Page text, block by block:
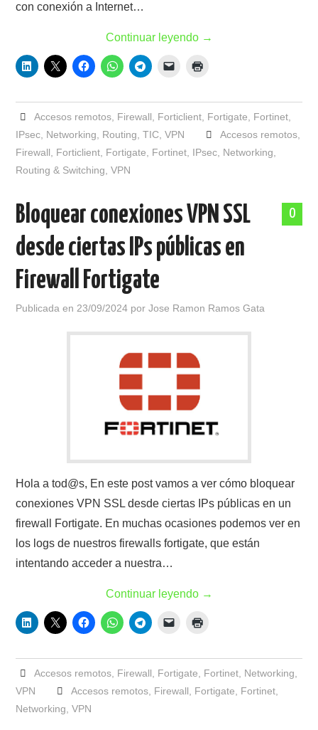
con conexión a Internet…
Continuar leyendo →
Accesos remotos, Firewall Forticlient, Fortigate Fortinet,
IPsec Networking Routing ,TIC ,VPN Accesos remotos,
Firewall
Forticlient Fortigate Fortinet IPsec Networking
Routing & Switching ,VPN
0
Bloquear conexiones VPN SSL
desde ciertas IPs públicas en
Firewall Fortigate
Publicada en 23/09/2024 porJose Ramon Ramos Gata
Hola a tod@s, En este post vamos a ver cómo bloquear
conexiones VPN SSL desde ciertas IPs públicas en un
firewall Fortigate. En muchas ocasiones podemos ver en
los logs de nuestros firewalls fortigate, que están
intentando acceder a nuestra…
Continuar leyendo →
Accesos remotos, Firewall Fortigate Fortinet, Networking
VPN
Accesos remotos, Firewall Fortigate Fortinet,
Networking ,VPN